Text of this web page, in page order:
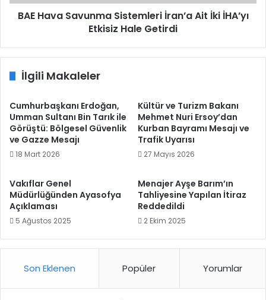
Hale
BAE Hava Savunma Sistemleri İran’a Ait İki İHA’yı
Etkisiz Hale Getirdi
İlgili Makaleler
Cumhurbaşkanı Erdoğan,
Umman Sultanı Bin Tarık ile
Görüştü: Bölgesel Güvenlik
ve Gazze Mesajı
18 Mart 2026
Kültür ve Turizm Bakanı
Mehmet Nuri Ersoy’dan
Kurban Bayramı Mesajı ve
Trafik Uyarısı
27 Mayıs 2026
Vakıflar Genel
Müdürlüğünden Ayasofya
Açıklaması
5 Ağustos 2025
Menajer Ayşe Barım’ın
Tahliyesine Yapılan İtiraz
Reddedildi
2 Ekim 2025
Son Eklenen Popüler Yorumlar